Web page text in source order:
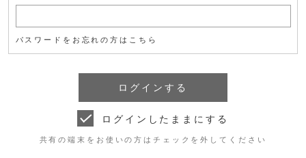
パスワードをお忘れの方はこちら
ログインしたままにする
共有の端末をお使いの方はチェックを外してください